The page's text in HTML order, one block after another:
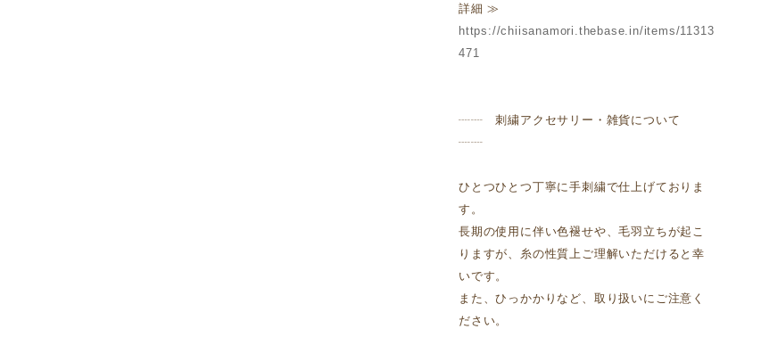
詳細 ≫
https://chiisanamori.thebase.in/items/11313
471
┈┈ 刺繍アクセサリー・雑貨について
┈┈
ひとつひとつ丁寧に手刺繍で仕上げておりま
す。
長期の使用に伴い色褪せや、毛羽立ちが起こ
りますが、糸の性質上ご理解いただけると幸
いです。
また、ひっかかりなど、取り扱いにご注意く
ださい。